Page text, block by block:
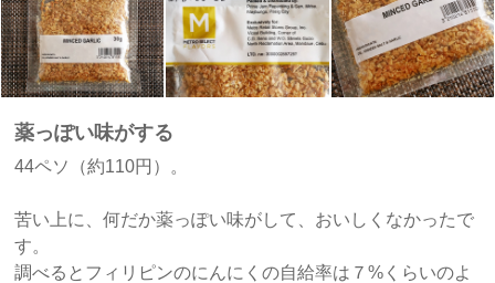
薬っぽい味がする
44ペソ（約110円）。
苦い上に、何だか薬っぽい味がして、おいしくなかったで
す。
調べるとフィリピンのにんにくの自給率は７%くらいのよ